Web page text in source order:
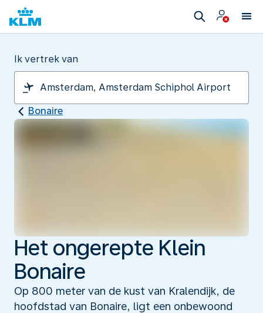
Ik vertrek van
Bonaire
Het ongerepte Klein
Bonaire
Op 800 meter van de kust van Kralendijk, de
hoofdstad van Bonaire, ligt een onbewoond